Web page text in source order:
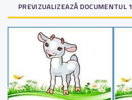
PREVIZUALIZEAZĂ DOCUMENTUL 1